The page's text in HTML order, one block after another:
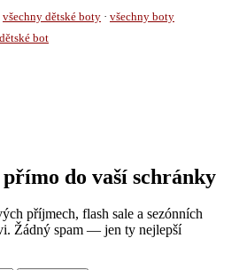
všechny dětské boty · všechny boty
bot
do vaší schránky
příjmech, flash sale a sezónních
Žádný spam — jen ty nejlepší